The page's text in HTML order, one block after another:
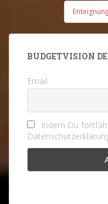
BUDGETVISION
Email
Indem Du